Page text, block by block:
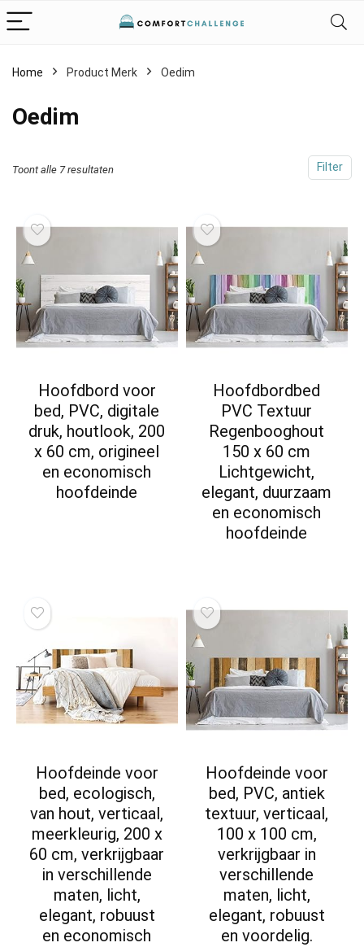
Home Product Merk ‎Oedim
‎Oedim
Filter
Toont alle 7 resultaten
Hoofdbord voor
bed, PVC, digitale
druk, houtlook, 200
x 60 cm, origineel
en economisch
hoofdeinde
Hoofdbordbed
PVC Textuur
Regenbooghout
150 x 60 cm
Lichtgewicht,
elegant, duurzaam
en economisch
hoofdeinde
Hoofdeinde voor
bed, ecologisch,
van hout, verticaal,
meerkleurig, 200 x
60 cm, verkrijgbaar
in verschillende
maten, licht,
elegant, robuust
en economisch
Hoofdeinde voor
bed, PVC, antiek
textuur, verticaal,
100 x 100 cm,
verkrijgbaar in
verschillende
maten, licht,
elegant, robuust
en voordelig.